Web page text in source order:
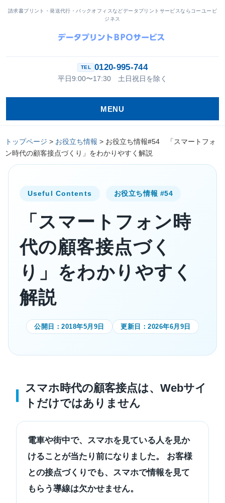
請求書プリント・発送代行・バックオフィスなどデータプリントサービスならコーユービ
ジネス
0120-995-744
平日9:00〜17:30 土日祝日を除く
MENU
トップページ > お役立ち情報 > お役立ち情報#54 「スマートフォ
ン時代の顧客接点づくり」をわかりやすく解説
Useful Contents お役立ち情報 #54
「スマートフォン時
代の顧客接点づく
り」をわかりやすく
解説
公開日：2018年5月9日 更新日：2026年6月9日
スマホ時代の顧客接点は、Webサイ
トだけではありません
電車や街中で、スマホを見ている人を見か
けることが当たり前になりました。 お客様
との接点づくりでも、スマホで情報を見て
もらう導線は欠かせません。